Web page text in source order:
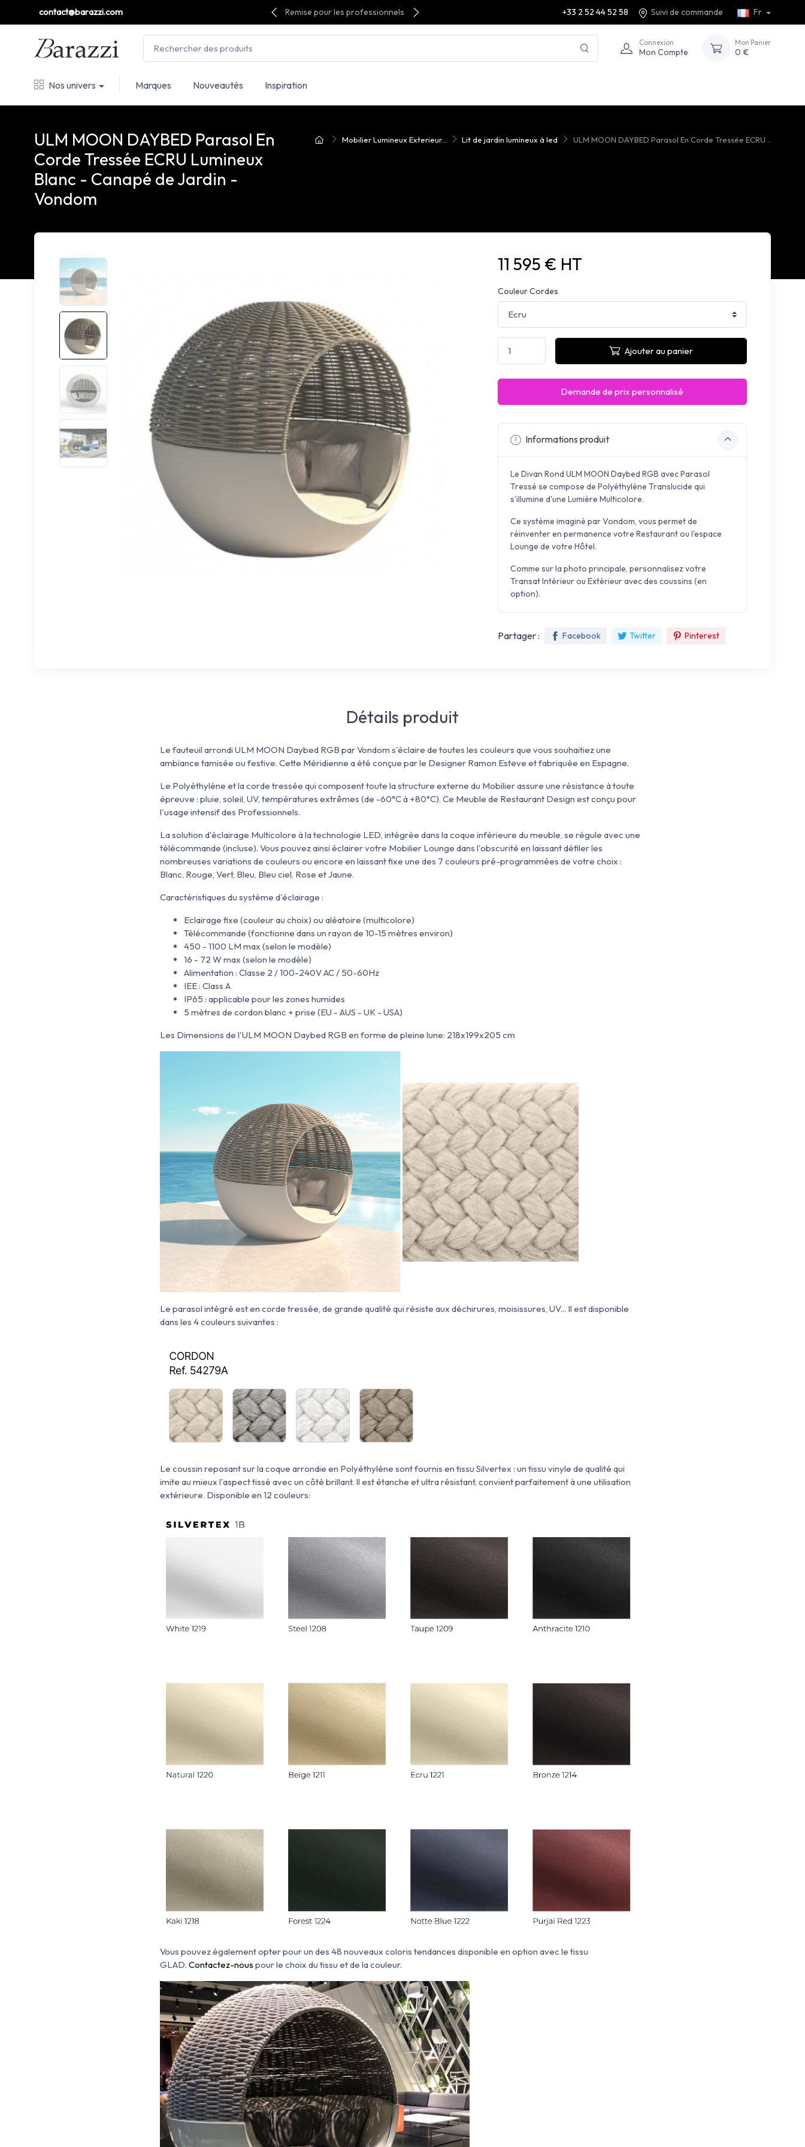
contact@barazzi.com Remise pour les professionnels +33 2 52 44 52 58 Suivi de commande Fr
Connexion
Mon Compte
Mon Panier
0 €
Nos univers Marques Nouveautés Inspiration
Mobilier Lumineux Exterieur... Lit de jardin lumineux à led ULM MOON DAYBED Parasol En Corde Tressée ECRU...
ULM MOON DAYBED Parasol En
Corde Tressée ECRU Lumineux
Blanc - Canapé de Jardin -
Vondom
11 595 € HT
Couleur Cordes
Ajouter au panier
Demande de prix personnalisé
Informations produit
Le Divan Rond ULM MOON Daybed RGB avec Parasol
Tressé se compose de Polyéthylène Translucide qui
s'illumine d'une Lumière Multicolore.
Ce système imaginé par Vondom, vous permet de
réinventer en permanence votre Restaurant ou l'espace
Lounge de votre Hôtel.
Comme sur la photo principale, personnalisez votre
Transat Intérieur ou Extérieur avec des coussins (en
option).
Partager : Facebook Twitter Pinterest
Détails produit
Le fauteuil arrondi ULM MOON Daybed RGB par Vondom s'éclaire de toutes les couleurs que vous souhaitiez une
ambiance tamisée ou festive. Cette Méridienne a été conçue par le Designer Ramon Esteve et fabriquée en Espagne.
Le Polyéthylène et la corde tressée qui composent toute la structure externe du Mobilier assure une résistance à toute
épreuve : pluie, soleil, UV, températures extrêmes (de -60°C à +80°C). Ce Meuble de Restaurant Design est conçu pour
l'usage intensif des Professionnels.
La solution d'éclairage Multicolore à la technologie LED, intégrée dans la coque inférieure du meuble, se régule avec une
télécommande (incluse). Vous pouvez ainsi éclairer votre Mobilier Lounge dans l'obscurité en laissant défiler les
nombreuses variations de couleurs ou encore en laissant fixe une des 7 couleurs pré-programmées de votre choix :
Blanc, Rouge, Vert, Bleu, Bleu ciel, Rose et Jaune.
Caractéristiques du système d'éclairage :
Eclairage fixe (couleur au choix) ou aléatoire (multicolore)
Télécommande (fonctionne dans un rayon de 10-15 mètres environ)
450 - 1100 LM max (selon le modèle)
16 - 72 W max (selon le modèle)
Alimentation : Classe 2 / 100-240V AC / 50-60Hz
IEE : Class A
IP65 : applicable pour les zones humides
5 mètres de cordon blanc + prise (EU - AUS - UK - USA)
Les Dimensions de l'ULM MOON Daybed RGB en forme de pleine lune: 218x199x205 cm
Le parasol intégré est en corde tressée, de grande qualité qui résiste aux déchirures, moisissures, UV... Il est disponible
dans les 4 couleurs suivantes :
Le coussin reposant sur la coque arrondie en Polyéthylène sont fournis en tissu Silvertex : un tissu vinyle de qualité qui
imite au mieux l'aspect tissé avec un côté brillant. Il est étanche et ultra résistant, convient parfaitement à une utilisation
extérieure. Disponible en 12 couleurs:
Vous pouvez également opter pour un des 48 nouveaux coloris tendances disponible en option avec le tissu
GLAD. Contactez-nous pour le choix du tissu et de la couleur.